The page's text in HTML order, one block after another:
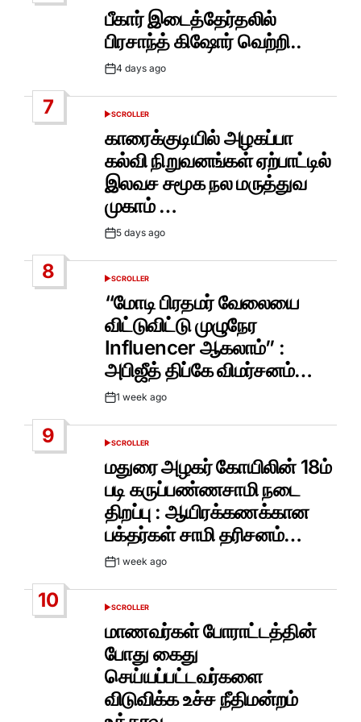
பீகார் இடைத்தேர்தலில்
பிரசாந்த் கிஷோர் வெற்றி..
Post4 days ago
7
POSTED
SCROLLER
காரைக்குடியில் அழகப்பா
கல்வி நிறுவனங்கள் ஏற்பாட்டில்
இலவச சமூக நல மருத்துவ
முகாம் …
Post5 days ago
8
POSTED
SCROLLER
“மோடி பிரதமர் வேலையை
விட்டுவிட்டு முழுநேர
Influencer ஆகலாம்” :
அபிஜீத் திப்கே விமர்சனம்…
Post1 week ago
9
POSTED
SCROLLER
மதுரை அழகர் கோயிலின் 18ம்
படி கருப்பண்ணசாமி நடை
திறப்பு : ஆயிரக்கணக்கான
பக்தர்கள் சாமி தரிசனம்…
Post1 week ago
10
POSTED
SCROLLER
மாணவர்கள் போராட்டத்தின்
போது கைது
செய்யப்பட்டவர்களை
விடுவிக்க உச்ச நீதிமன்றம்